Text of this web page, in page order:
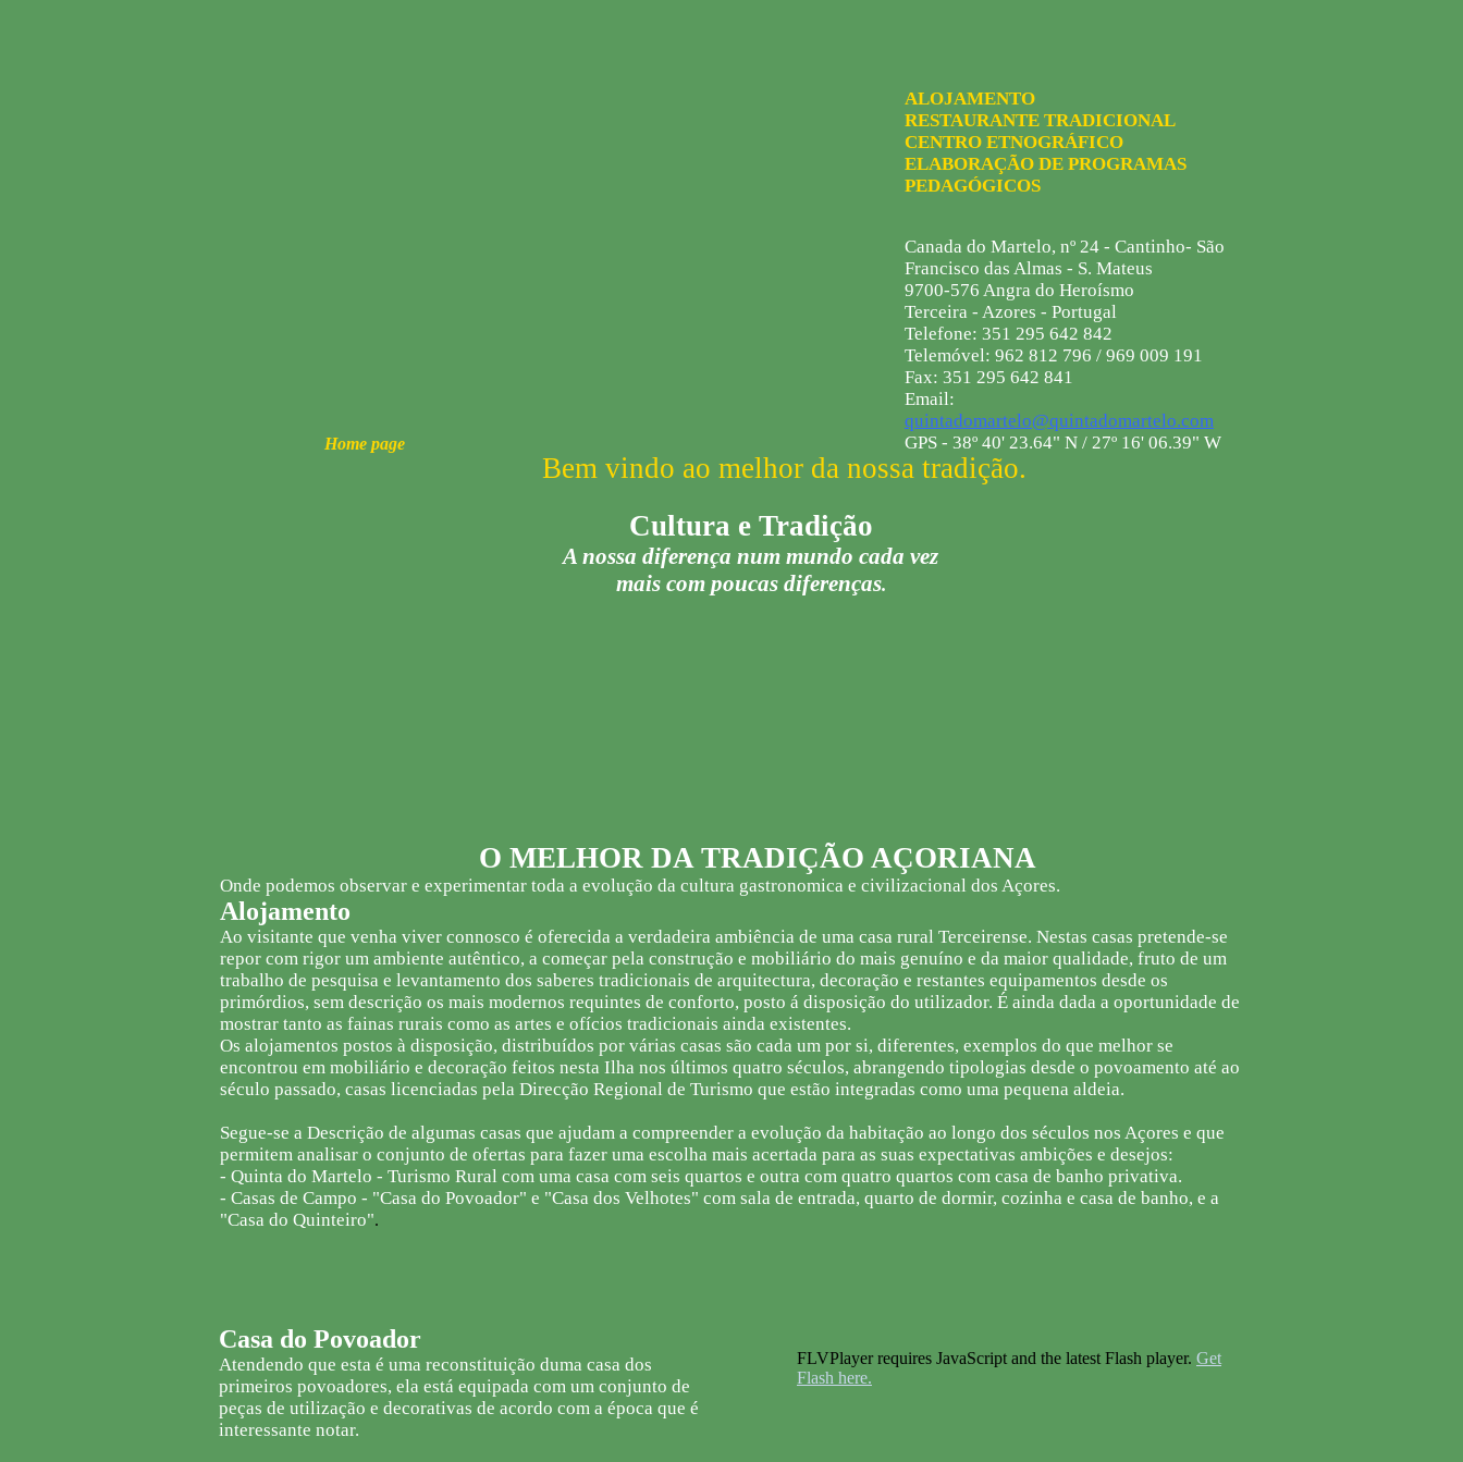
O MELHOR DA TRADIÇÃO AÇORIANA
Onde podemos observar e experimentar toda a evolução da cultura gastronomica e civilizacional dos Açores.
Alojamento
Ao visitante que venha viver connosco é oferecida a verdadeira ambiência de uma casa rural Terceirense. Nestas casas pretende-se
repor com rigor um ambiente autêntico, a começar pela construção e mobiliário do mais genuíno e da maior qualidade, fruto de um
trabalho de pesquisa e levantamento dos saberes tradicionais de arquitectura, decoração e restantes equipamentos desde os
primórdios, sem descrição os mais modernos requintes de conforto, posto á disposição do utilizador. É ainda dada a oportunidade de
mostrar tanto as fainas rurais como as artes e ofícios tradicionais ainda existentes.
Os alojamentos postos à disposição, distribuídos por várias casas são cada um por si, diferentes, exemplos do que melhor se
encontrou em mobiliário e decoração feitos nesta Ilha nos últimos quatro séculos, abrangendo tipologias desde o povoamento até ao
século passado, casas licenciadas pela Direcção Regional de Turismo que estão integradas como uma pequena aldeia.
Segue-se a Descrição de algumas casas que ajudam a compreender a evolução da habitação ao longo dos séculos nos Açores e que
permitem analisar o conjunto de ofertas para fazer uma escolha mais acertada para as suas expectativas ambições e desejos:
- Quinta do Martelo - Turismo Rural com uma casa com seis quartos e outra com quatro quartos com casa de banho privativa.
- Casas de Campo - "Casa do Povoador" e "Casa dos Velhotes" com sala de entrada, quarto de dormir, cozinha e casa de banho, e a
"Casa do Quinteiro".
Casa do Povoador
Atendendo que esta é uma reconstituição duma casa dos
primeiros povoadores, ela está equipada com um conjunto de
peças de utilização e decorativas de acordo com a época que é
interessante notar.
FLVPlayer requires JavaScript and the latest Flash player. Get
Flash here.
ALOJAMENTO
RESTAURANTE TRADICIONAL
CENTRO ETNOGRÁFICO
ELABORAÇÃO DE PROGRAMAS
PEDAGÓGICOS
Canada do Martelo, nº 24 - Cantinho- São
Francisco das Almas - S. Mateus
9700-576 Angra do Heroísmo
Terceira - Azores - Portugal
Telefone: 351 295 642 842
Telemóvel: 962 812 796 / 969 009 191
Fax: 351 295 642 841
Email:
quintadomartelo@quintadomartelo.com
GPS - 38º 40' 23.64" N / 27º 16' 06.39" W
Bem vindo ao melhor da nossa tradição.
Cultura e Tradição
A nossa diferença num mundo cada vez
mais com poucas diferenças.
Home page